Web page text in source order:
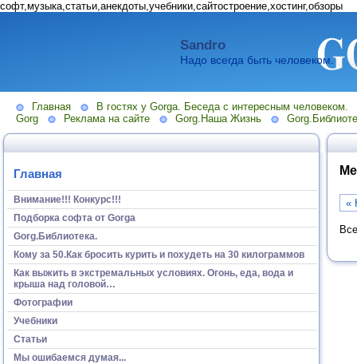
софт,музыка,статьи,анекдоты,учебники,сайтостроение,хостинг,обзоры
Sandro
Надо всегда быть человеком.
Главная
В гостях у Gorga. Беседа с интересным человеком.
Gorg
Реклама на сайте Gorg.Наша Жизнь
Главная
Внимание!!! Конкурс!!!
Подборка софта от Gorga
Gorg.Библиотека.
Кому за 50.Как бросить курить и похудеть на 30 килограммов
Как выжить в экстремальных условиях. Огонь, еда, вода и
крыша над головой…
Фотографии
Учебники
Статьи
Мы ошибаемся думая...
«